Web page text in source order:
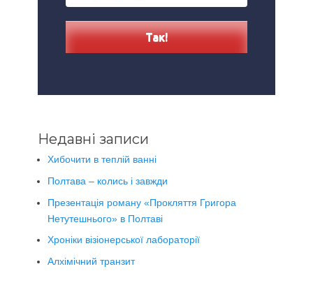
Недавні записи
Хибочити в теплій ванні
Полтава – колись і завжди
Презентація роману «Прокляття Григора
Нетутешнього» в Полтаві
Хроніки візіонерської лабораторії
Алхімічний транзит